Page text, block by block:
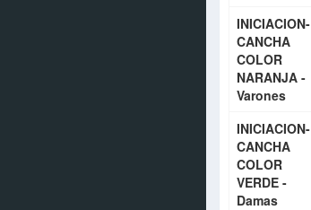
INICIACION-
CANCHA
COLOR
NARANJA -
Varones
INICIACION-
CANCHA
COLOR
VERDE -
Damas